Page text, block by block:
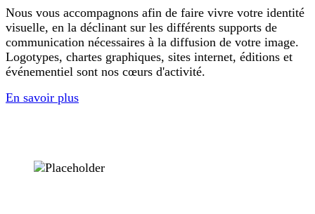
Nous vous accompagnons afin de faire vivre votre identité
visuelle, en la déclinant sur les différents supports de
communication nécessaires à la diffusion de votre image.
Logotypes, chartes graphiques, sites internet, éditions et
événementiel sont nos cœurs d'activité.
En savoir plus